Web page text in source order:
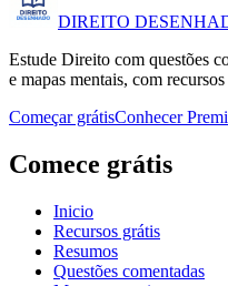
DIREITO
Estude Direito com questões
e mapas mentais, com
Começar grátisConhecer
Comece grátis
Inicio
Recursos grátis
Resumos
Questões comentadas